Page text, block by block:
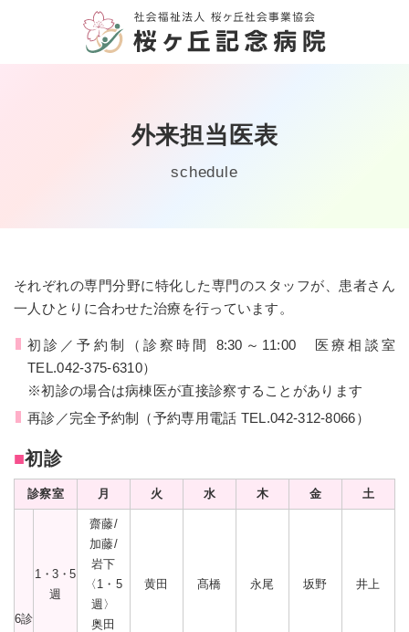
外来担当医表
schedule
それぞれの専門分野に特化した専門のスタッフが、患者さん
一人ひとりに合わせた治療を行っています。
初診／予約制（診察時間 8:30～11:00 医療相談室
TEL.042-375-6310）
※初診の場合は病棟医が直接診察することがあります
再診／完全予約制（予約専用電話 TEL.042-312-8066）
■初診
診察室 月 火 水 木 金 土
6診
1・3・5
週
齋藤/
加藤/
岩下
〈1・5
週〉
奥田
黄田 髙橋 永尾 坂野 井上
リハビリ・支援
障害福祉サービス
アクセス
042-375-6311